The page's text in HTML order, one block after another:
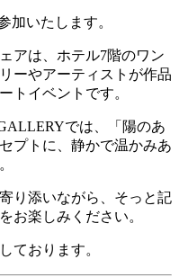
加いたします。
アは、ホテル7階のワン
ーやアーティストが作品
トイベントです。
では、「陽のあ
プトに、静かで温かみあ
り添いながら、そっと記
お楽しみください。
ております。